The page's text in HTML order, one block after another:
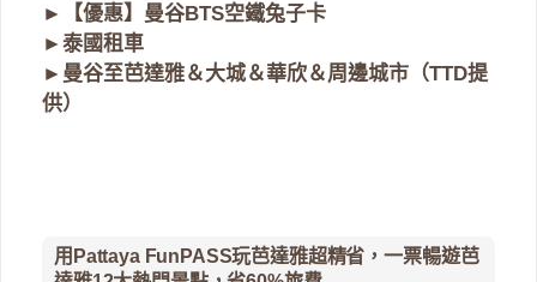
►
【優惠】曼谷BTS空鐵兔子卡
► 泰國租車
► 曼谷至芭達雅＆大城＆華欣＆周邊城市（TTD提
供）
用Pattaya FunPASS玩芭達雅超精省，一票暢遊芭